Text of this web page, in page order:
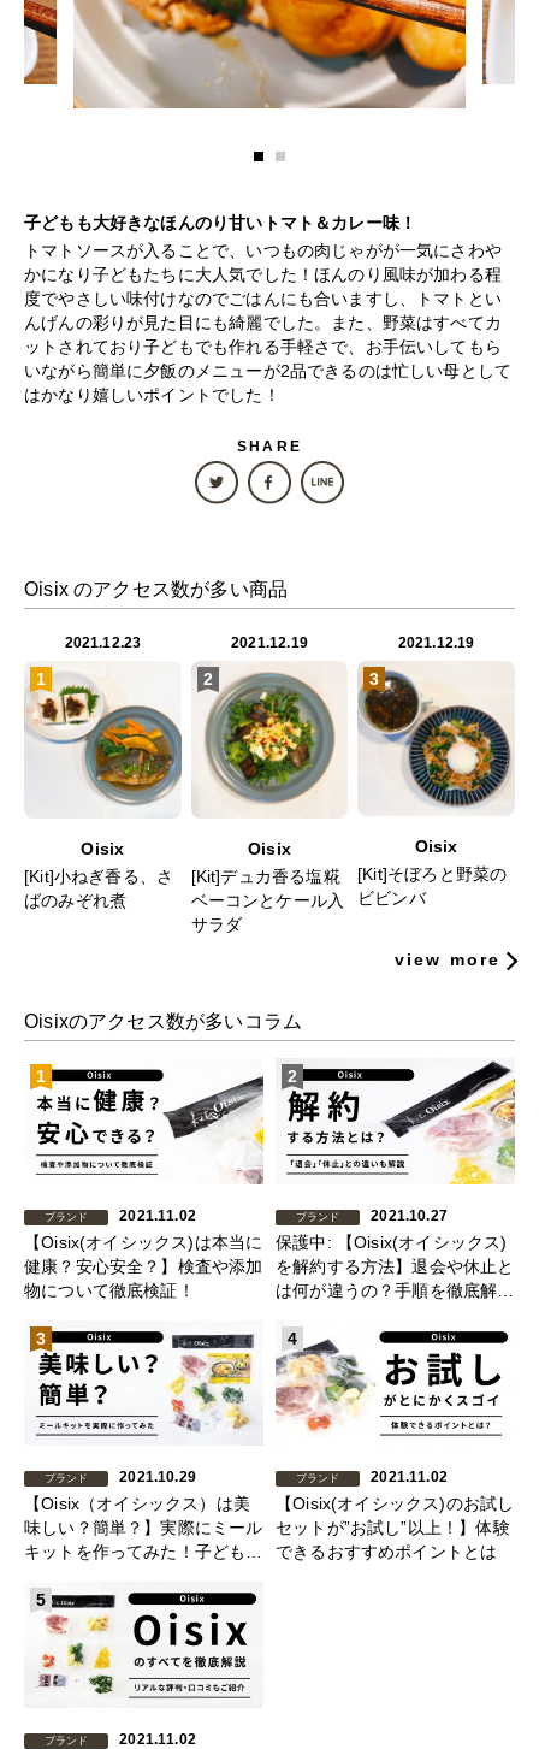
子どもも大好きなほんのり甘いトマト＆カレー味！
トマトソースが入ることで、いつもの肉じゃがが一気にさわや
かになり子どもたちに大人気でした！ほんのり風味が加わる程
度でやさしい味付けなのでごはんにも合いますし、トマトとい
んげんの彩りが見た目にも綺麗でした。また、野菜はすべてカ
ットされており子どもでも作れる手軽さで、お手伝いしてもら
いながら簡単に夕飯のメニューが2品できるのは忙しい母として
はかなり嬉しいポイントでした！
SHARE
Oisix のアクセス数が多い商品
2021.12.23
1
Oisix
[Kit]小ねぎ香る、さ
ばのみぞれ煮
2021.12.19
2
Oisix
[Kit]デュカ香る塩糀
ベーコンとケール入
サラダ
2021.12.19
3
Oisix
[Kit]そぼろと野菜の
ビビンバ
view more
Oisixのアクセス数が多いコラム
1
ブランド 2021.11.02
【Oisix(オイシックス)は本当に
健康？安心安全？】検査や添加
物について徹底検証！
2
ブランド 2021.10.27
保護中: 【Oisix(オイシックス)
を解約する方法】退会や休止と
は何が違うの？手順を徹底解
3
ブランド 2021.10.29
【Oisix（オイシックス）は美
味しい？簡単？】実際にミール
キットを作ってみた！子どもの
4
ブランド 2021.11.02
【Oisix(オイシックス)のお試し
セットが”お試し”以上！】体験
できるおすすめポイントとは
5
ブランド 2021.11.02